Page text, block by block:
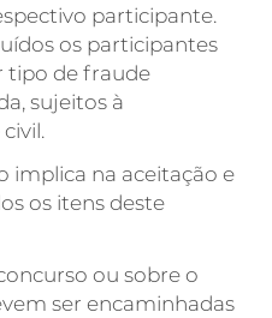
participante.
os participantes
tipo de fraude
sujeitos à
implica na aceitação e
os itens deste
ou sobre o
ser encaminhadas